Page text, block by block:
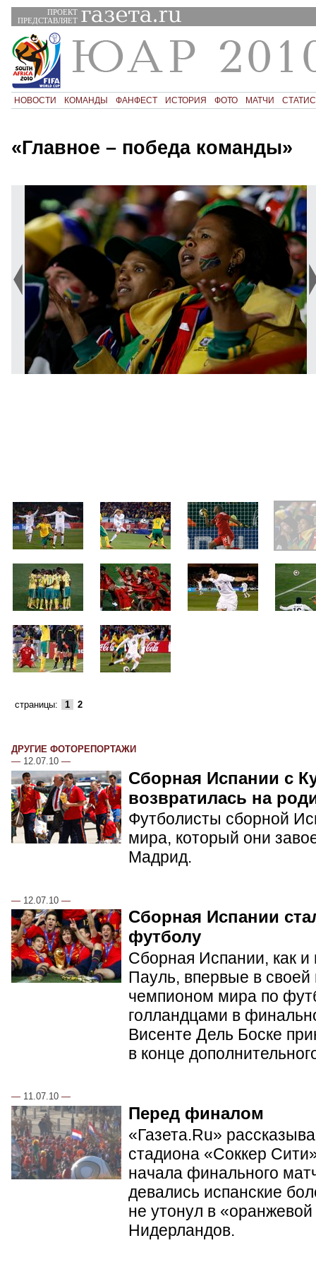
ПРОЕКТ
ПРЕДСТАВЛЯЕТ
НОВОСТИ КОМАНДЫ ФАНФЕСТ ИСТОРИЯ ФОТО МАТЧИ
«Главное – победа команды»
страницы: 1 2
ДРУГИЕ ФОТОРЕПОРТАЖИ
— 12.07.10 —
Сборная Испании с
возвратилась на
Футболисты сборной
мира, который они
Мадрид.
— 12.07.10 —
Сборная Испании
футболу
Сборная Испании, как и
Пауль, впервые в своей
чемпионом мира по
голландцами в
Висенте Дель Боске
в конце
— 11.07.10 —
Перед финалом
«Газета.Ru»
стадиона «Соккер
начала финального
девались испанские
не утонул в
Нидерландов.